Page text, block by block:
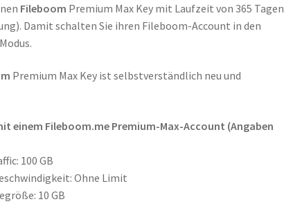
Fileboom Premium Max Key mit Laufzeit von 365 Tagen
Damit schalten Sie ihren Fileboom-Account in den
Premium Max Key ist selbstverständlich neu und
einem Fileboom.me Premium-Max-Account (Angaben
100 GB
Ohne Limit
10 GB